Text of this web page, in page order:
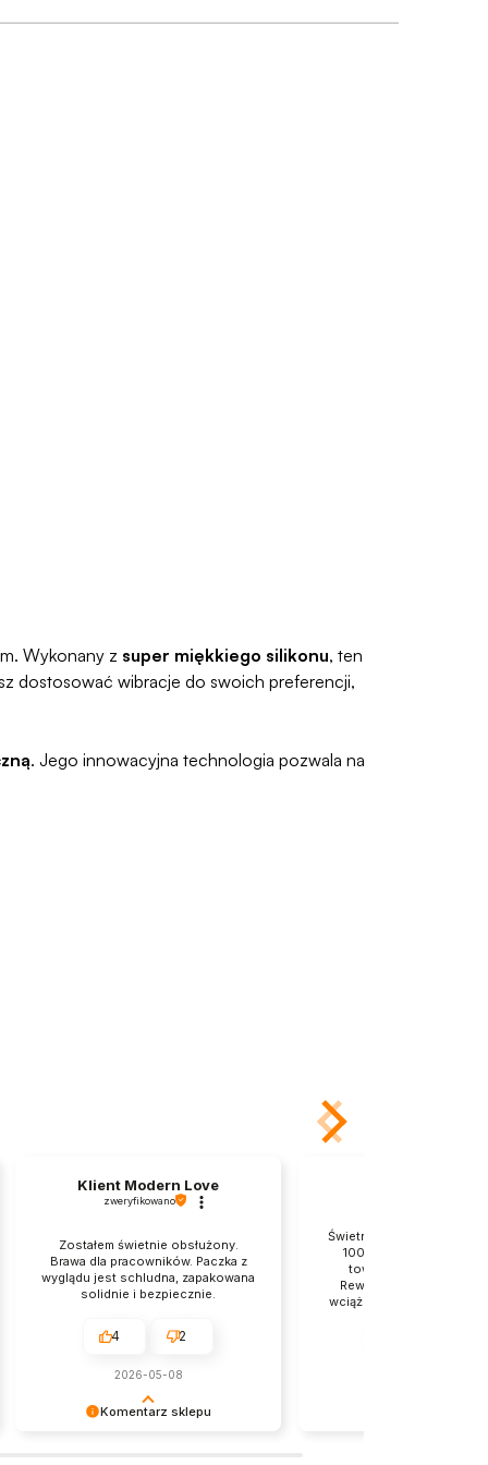
ponieważ
Wykonany z super miękkiego silikonu, ten
dostosować wibracje do swoich preferencji,
. Jego innowacyjna technologia pozwala na
Komentarz sklepu
Klient Modern Love
zweryfikowano
Zostałem świetnie obsłużony.
Brawa dla pracowników. Paczka z
wyglądu jest schludna, zapakowana
solidnie i bezpiecznie.
4 2
2026-05-08
Świetnie zabezpieczona
100% dyskrecji 👍️
towar dotarł bardzo
Rewelacyjny sklep, do
wciąż wracam z wielką